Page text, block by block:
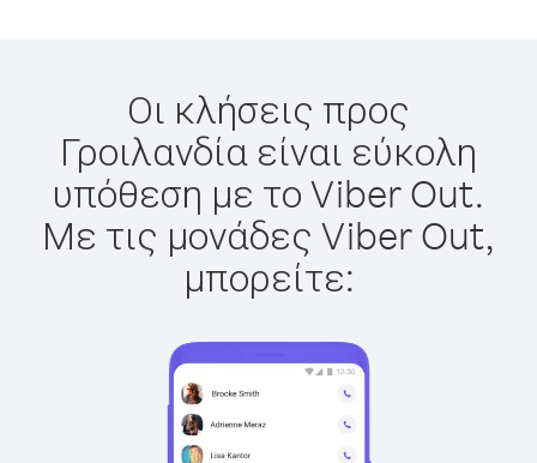
Οι κλήσεις προς
Γροιλανδία είναι εύκολη
υπόθεση με το Viber Out.
Με τις μονάδες Viber Out,
μπορείτε: